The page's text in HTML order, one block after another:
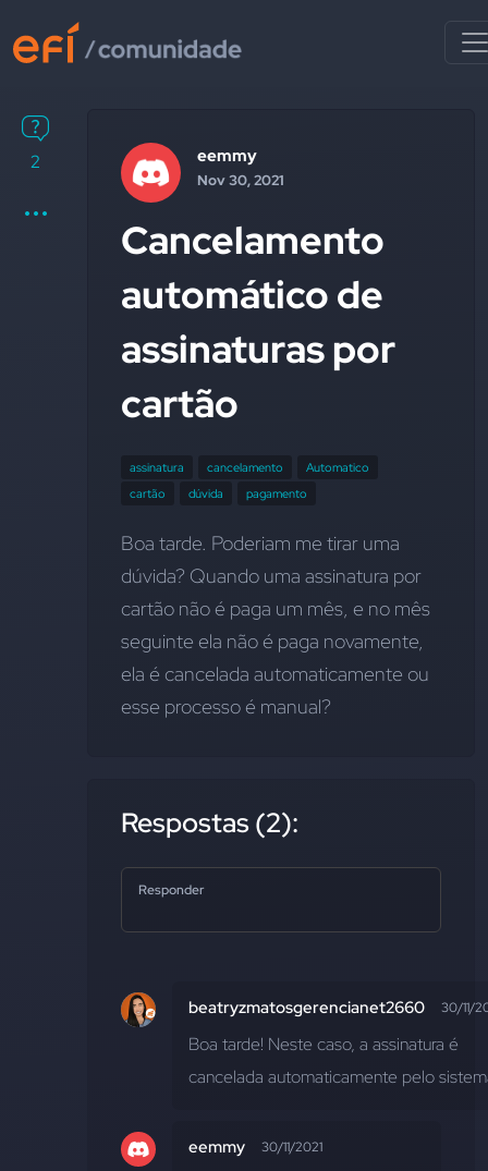
2 eemmy
Nov 30, 2021
Cancelamento
automático de
assinaturas por
cartão
assinatura cancelamento
Automatico
cartão
dúvida pagamento
Boa tarde. Poderiam me tirar uma
dúvida? Quando uma assinatura por
cartão não é paga um mês, e no mês
seguinte ela não é paga novamente,
ela é cancelada automaticamente ou
esse processo é manual?
Respostas (2):
Responder
beatryzmatosgerencianet2660 30/11/
Boa tarde! Neste caso, a assinatura é
cancelada automaticamente pelo
eemmy 30/11/2021